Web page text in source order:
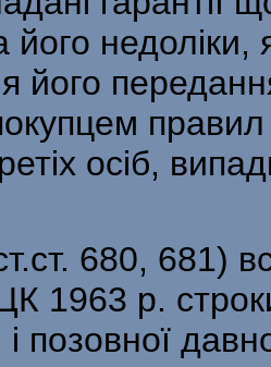
його
його
правил
осіб,
680, 681)
1963 p.
і позовної